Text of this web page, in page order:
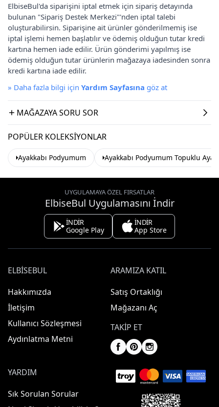
ElbiseBul'da siparişini iptal etmek için sipariş detayında
bulunan "Sipariş Destek Merkezi"'nden iptal talebi
oluşturabilirsin. Siparişine ait ürünler gönderilmemiş ise
iptal işlemi hemen başlatılır ve ödemiş olduğun tutar kredi
kartına hemen iade edilir. Ürün gönderimi yapılmış ise
ödemiş olduğun tutar ürünlerin mağazaya iadesinden sonra
kredi kartına iade edilir.
» Daha fazla bilgi için Yardım Sayfasına göz at
MAĞAZAYA SORU SOR
POPÜLER KOLEKSIYONLAR
Ayakkabı Podyumum Ayakkabı Podyumum Topuklu
UYGULAMAYA ÖZEL FIRSATLAR
ElbiseBul Uygulamasını İndir
İNDİR
Google Play
İNDİR
App Store
ELBISEBUL
Hakkımızda
İletişim
Kullanıcı Sözleşmesi
Aydınlatma Metni
ARAMIZA KATIL
Satış Ortaklığı
Mağazanı Aç
TAKIP ET
YARDIM
Sık Sorulan Sorular